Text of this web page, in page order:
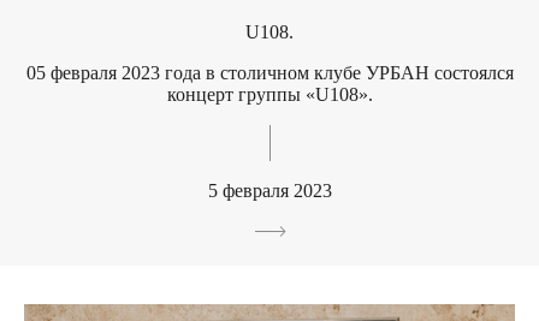
U108.
05 февраля 2023 года в столичном клубе УРБАН состоялся
концерт группы «U108».
5 февраля 2023